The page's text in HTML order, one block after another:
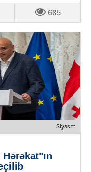
685
Siyasət